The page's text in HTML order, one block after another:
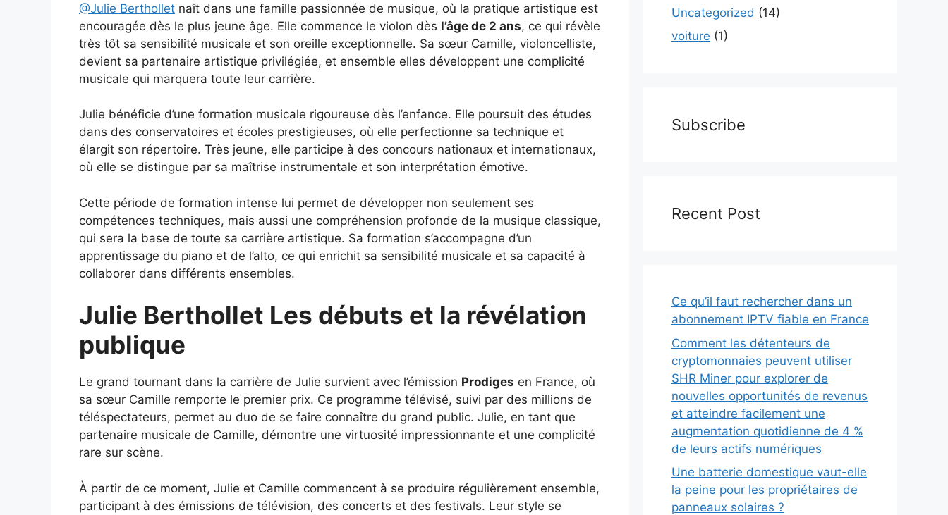
@Julie Berthollet naît dans une famille passionnée de musique, où la pratique artistique est
encouragée dès le plus jeune âge. Elle commence le violon dès l’âge de 2 ans, ce qui révèle
très tôt sa sensibilité musicale et son oreille exceptionnelle. Sa sœur Camille, violoncelliste,
devient sa partenaire artistique privilégiée, et ensemble elles développent une complicité
musicale qui marquera toute leur carrière.
Julie bénéficie d’une formation musicale rigoureuse dès l’enfance. Elle poursuit des études
dans des conservatoires et écoles prestigieuses, où elle perfectionne sa technique et
élargit son répertoire. Très jeune, elle participe à des concours nationaux et internationaux,
où elle se distingue par sa maîtrise instrumentale et son interprétation émotive.
Cette période de formation intense lui permet de développer non seulement ses
compétences techniques, mais aussi une compréhension profonde de la musique classique,
qui sera la base de toute sa carrière artistique. Sa formation s’accompagne d’un
apprentissage du piano et de l’alto, ce qui enrichit sa sensibilité musicale et sa capacité à
collaborer dans différents ensembles.
Julie Berthollet Les débuts et la révélation
publique
Le grand tournant dans la carrière de Julie survient avec l’émission Prodiges en France, où
sa sœur Camille remporte le premier prix. Ce programme télévisé, suivi par des millions de
téléspectateurs, permet au duo de se faire connaître du grand public. Julie, en tant que
partenaire musicale de Camille, démontre une virtuosité impressionnante et une complicité
rare sur scène.
À partir de ce moment, Julie et Camille commencent à se produire régulièrement ensemble,
participant à des émissions de télévision, des concerts et des festivals. Leur style se
Uncategorized (14)
voiture (1)
Subscribe
Recent Post
Ce qu’il faut rechercher dans un
abonnement IPTV fiable en France
Comment les détenteurs de
cryptomonnaies peuvent utiliser
SHR Miner pour explorer de
nouvelles opportunités de revenus
et atteindre facilement une
augmentation quotidienne de 4 %
de leurs actifs numériques
Une batterie domestique vaut-elle
la peine pour les propriétaires de
panneaux solaires ?